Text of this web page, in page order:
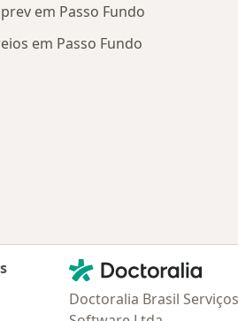
em Passo Fundo
em Passo Fundo
Contato
Doctoralia - Homepage
Doctoralia Brasil